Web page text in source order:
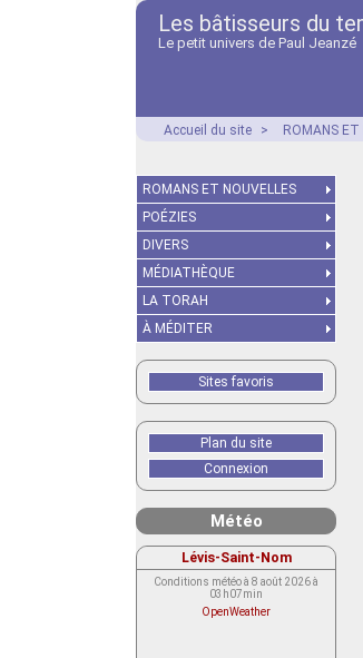
Les bâtisseurs du
Le petit univers de Paul Jeanzé
Accueil du site > ROMANS ET
ROMANS ET NOUVELLES
POÉZIES
DIVERS
MÉDIATHÈQUE
LA TORAH
À MÉDITER
Sites favoris
Plan du site
Connexion
Météo
Lévis-Saint-Nom
Conditions météo à 8 août 2026 à
03h07min
OpenWeather